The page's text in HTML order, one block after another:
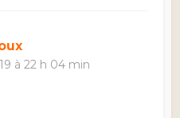
à 22 h 04 min